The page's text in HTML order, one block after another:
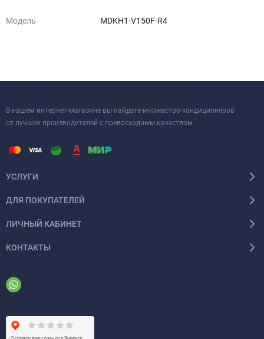
Модель MDKH1-V150F-R4
В нашем интернет-магазине вы найдете множество кондиционеров
от лучших производителей с превосходным качеством.
УСЛУГИ
ДЛЯ ПОКУПАТЕЛЕЙ
ЛИЧНЫЙ КАБИНЕТ
КОНТАКТЫ